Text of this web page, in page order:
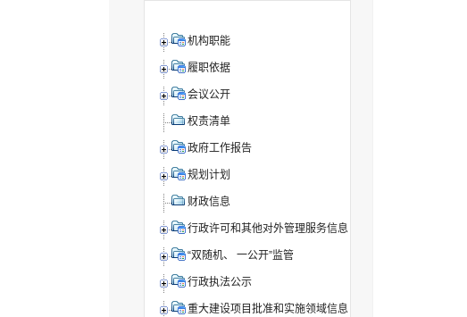
机构职能
履职依据
会议公开
权责清单
政府工作报告
规划计划
财政信息
行政许可和其他对外管理服务信息
“双随机、 一公开”监管
行政执法公示
重大建设项目批准和实施领域信息